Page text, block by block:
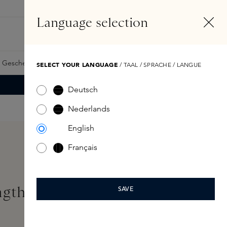
Samples Skins Exclusives Skins Boxen
30ml
Language selection
SELECT YOUR LANGUAGE / TAAL / SPRACHE / LANGUE
Deutsch
Nederlands
English
Français
SAVE